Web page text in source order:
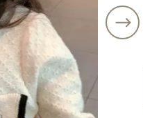
❃即納
在庫あり